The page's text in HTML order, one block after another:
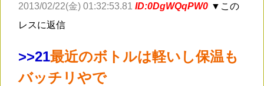
2013/02/22(金) 01:32:53.81 ID:0DgWQqPW0 ▼この
レスに返信
>>21最近のボトルは軽いし保温も
バッチリやで